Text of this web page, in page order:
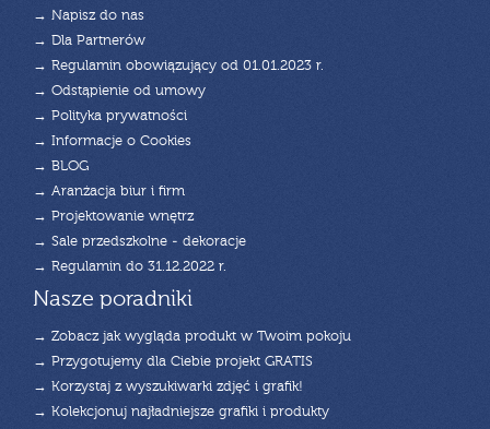
→ Napisz do nas
→ Dla Partnerów
→ Regulamin obowiązujący od 01.01.2023 r.
→ Odstąpienie od umowy
→ Polityka prywatności
→ Informacje o Cookies
→ BLOG
→ Aranżacja biur i firm
→ Projektowanie wnętrz
→ Sale przedszkolne - dekoracje
→ Regulamin do 31.12.2022 r.
Nasze poradniki
→ Zobacz jak wygląda produkt w Twoim pokoju
→ Przygotujemy dla Ciebie projekt GRATIS
→ Korzystaj z wyszukiwarki zdjęć i grafik!
→ Kolekcjonuj najładniejsze grafiki i produkty